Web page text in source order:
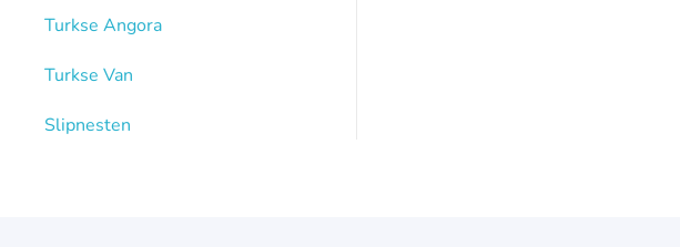
Turkse Angora
Turkse Van
Slipnesten